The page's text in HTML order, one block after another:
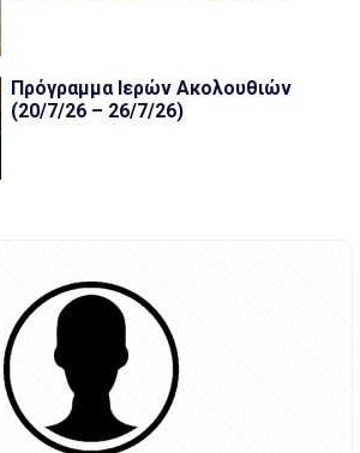
Πρόγραμμα Ιερών Ακολουθιών
(20/7/26 – 26/7/26)